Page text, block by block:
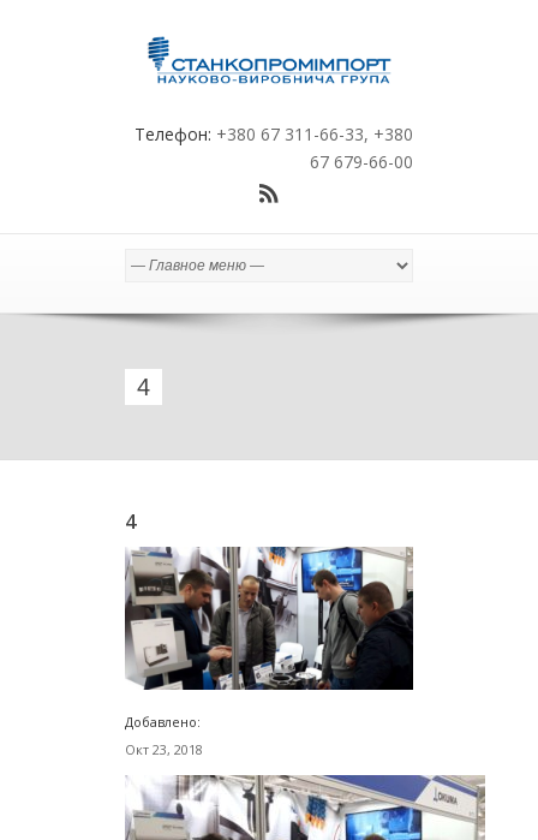
Телефон: +380 67 311-66-33, +380
67 679-66-00
4
4
Добавлено:
Окт 23, 2018